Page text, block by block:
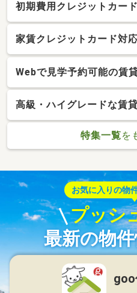
初期費用クレジットカー
家賃クレジットカード対
Webで見学予約可能の賃
高級・ハイグレードな賃
特集一覧を
お気に入りの物
プッシ
最新の物